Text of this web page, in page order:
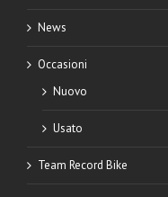
News
Occasioni
Nuovo
Usato
Team Record Bike